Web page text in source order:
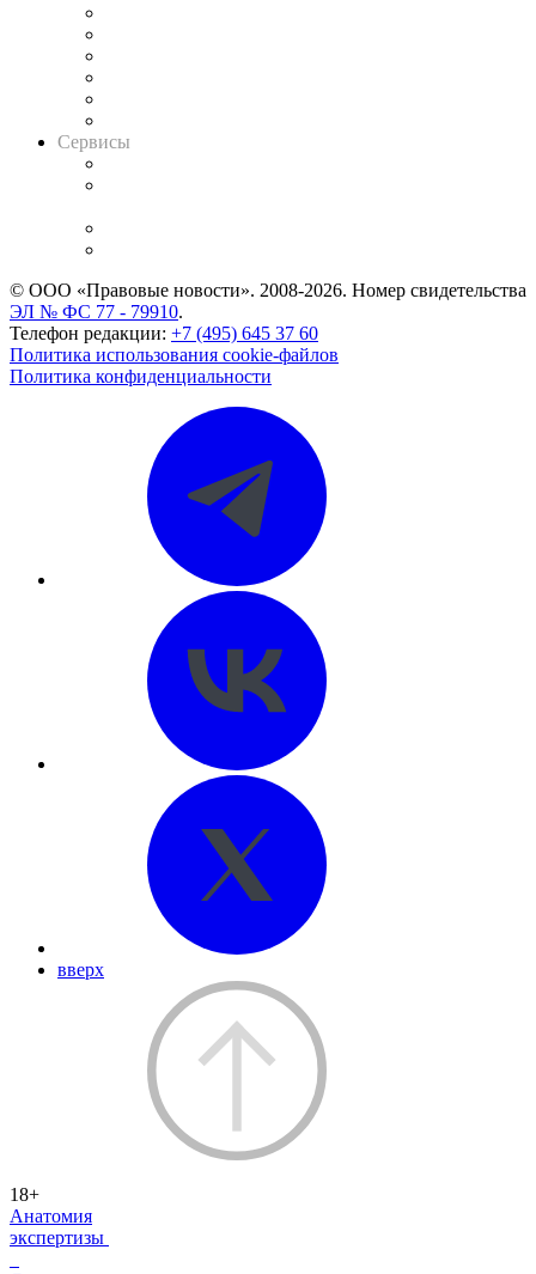
Сервисы
© ООО «Правовые новости». 2008-2026. Номер свидетельства
ЭЛ № ФС 77 - 79910.
Телефон редакции: +7 (495) 645 37 60
Политика использования cookie-файлов
Политика конфиденциальности
вверх
18+
Анатомия
экспертизы